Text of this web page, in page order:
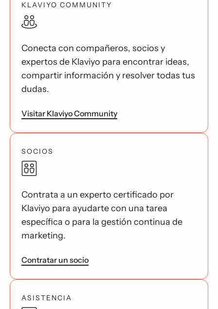
KLAVIYO COMMUNITY
Conecta con compañeros, socios y
expertos de Klaviyo para encontrar ideas,
compartir información y resolver todas tus
dudas.
Visitar Klaviyo Community
SOCIOS
Contrata a un experto certificado por
Klaviyo para ayudarte con una tarea
específica o para la gestión continua de
marketing.
Contratar un socio
ASISTENCIA